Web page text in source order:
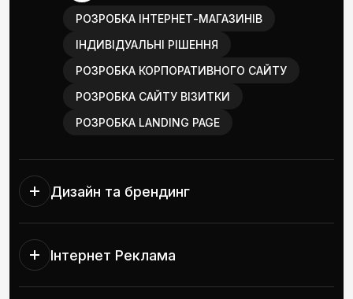
РОЗРОБКА ІНТЕРНЕТ-МАГАЗИНІВ
ІНДИВІДУАЛЬНІ РІШЕННЯ
РОЗРОБКА КОРПОРАТИВНОГО САЙТУ
РОЗРОБКА САЙТУ ВІЗИТКИ
РОЗРОБКА LANDING PAGE
Дизайн та брендинг
Інтернет Реклама